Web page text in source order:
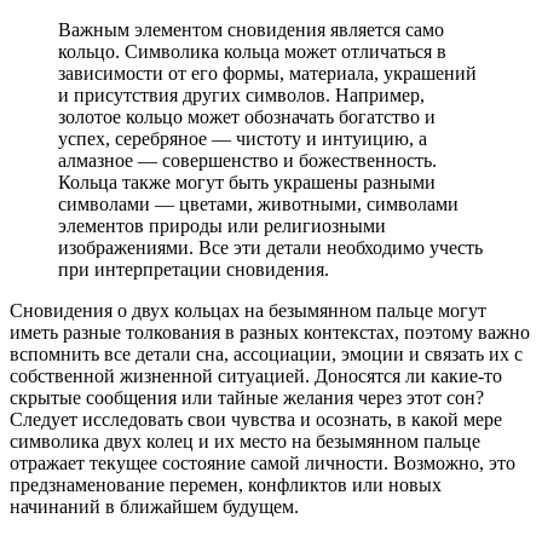
Важным элементом сновидения является само
кольцо. Символика кольца может отличаться в
зависимости от его формы, материала, украшений
и присутствия других символов. Например,
золотое кольцо может обозначать богатство и
успех, серебряное — чистоту и интуицию, а
алмазное — совершенство и божественность.
Кольца также могут быть украшены разными
символами — цветами, животными, символами
элементов природы или религиозными
изображениями. Все эти детали необходимо учесть
при интерпретации сновидения.
Сновидения о двух кольцах на безымянном пальце могут
иметь разные толкования в разных контекстах, поэтому важно
вспомнить все детали сна, ассоциации, эмоции и связать их с
собственной жизненной ситуацией. Доносятся ли какие-то
скрытые сообщения или тайные желания через этот сон?
Следует исследовать свои чувства и осознать, в какой мере
символика двух колец и их место на безымянном пальце
отражает текущее состояние самой личности. Возможно, это
предзнаменование перемен, конфликтов или новых
начинаний в ближайшем будущем.